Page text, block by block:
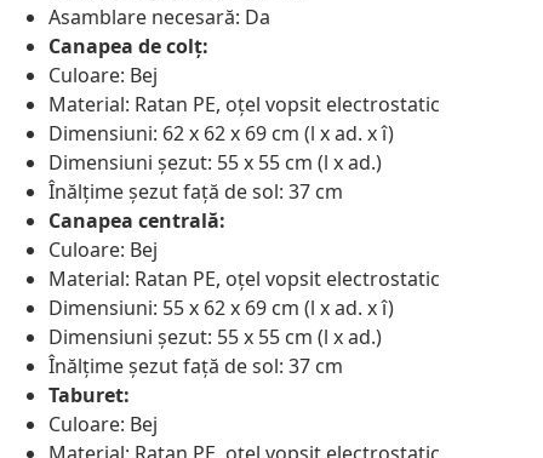
Asamblare necesară: Da
Canapea de colț:
Culoare: Bej
Material: Ratan PE, oțel vopsit electrostatic
Dimensiuni: 62 x 62 x 69 cm (l x ad. x î)
Dimensiuni șezut: 55 x 55 cm (l x ad.)
Înălțime șezut față de sol: 37 cm
Canapea centrală:
Culoare: Bej
Material: Ratan PE, oțel vopsit electrostatic
Dimensiuni: 55 x 62 x 69 cm (l x ad. x î)
Dimensiuni șezut: 55 x 55 cm (l x ad.)
Înălțime șezut față de sol: 37 cm
Taburet:
Culoare: Bej